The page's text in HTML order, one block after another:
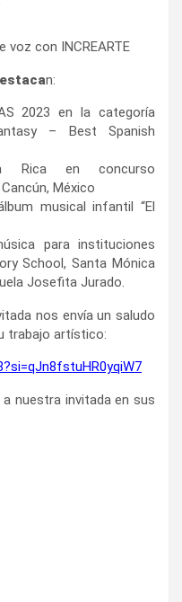
con INCREARTE
n:
2023 en la categoría
– Best Spanish
Rica en concurso
México
musical infantil “El
para instituciones
School, Santa Mónica
Josefita Jurado.
nos envía un saludo
trabajo artístico:
nuestra invitada en sus